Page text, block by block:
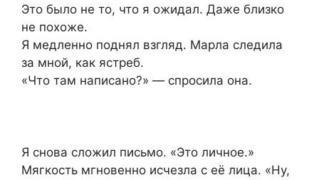
Это было не то, что я ожидал. Даже близко
не похоже.
Я медленно поднял взгляд. Марла следила
за мной, как ястреб.
«Что там написано?» — спросила она.
Я снова сложил письмо. «Это личное.»
Мягкость мгновенно исчезла с её лица. «Ну,